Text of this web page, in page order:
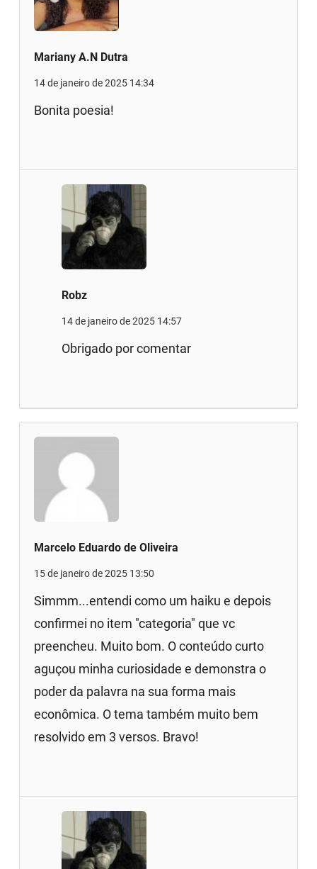
Mariany A.N Dutra
14 de janeiro de 2025 14:34
Bonita poesia!
Robz
14 de janeiro de 2025 14:57
Obrigado por comentar
Marcelo Eduardo de Oliveira
15 de janeiro de 2025 13:50
Simmm...entendi como um haiku e depois
confirmei no item "categoria" que vc
preencheu. Muito bom. O conteúdo curto
aguçou minha curiosidade e demonstra o
poder da palavra na sua forma mais
econômica. O tema também muito bem
resolvido em 3 versos. Bravo!